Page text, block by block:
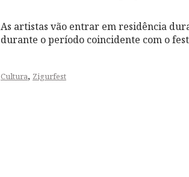
As artistas vão entrar em residência
durante o período coincidente com o
Cultura, Zigurfest